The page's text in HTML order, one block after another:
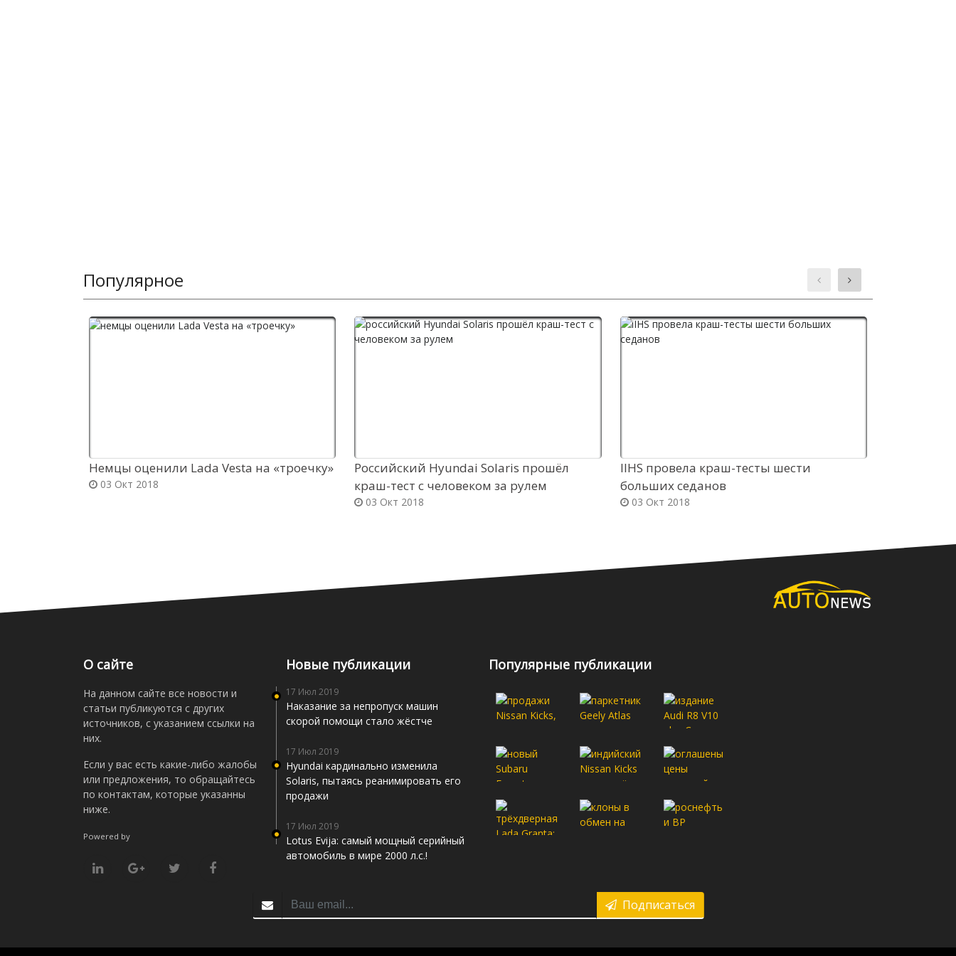
Популярное
Немцы оценили Lada Vesta на «троечку»
03 Окт 2018
Российский Hyundai Solaris прошёл
краш-тест с человеком за рулем
03 Окт 2018
IIHS провела краш-тесты шести
больших седанов
03 Окт 2018
О сайте
На данном сайте все новости и
статьи публикуются с других
источников, с указанием ссылки на
них.
Если у вас есть какие-либо жалобы
или предложения, то обращайтесь
по контактам, которые указанны
ниже.
Powered by
Новые публикации
17 Июл 2019
Наказание за непропуск машин
скорой помощи стало жёстче
17 Июл 2019
Hyundai кардинально изменила
Solaris, пытаясь реанимировать его
продажи
17 Июл 2019
Lotus Evija: самый мощный серийный
автомобиль в мире 2000 л.с.!
Популярные публикации
Подписаться